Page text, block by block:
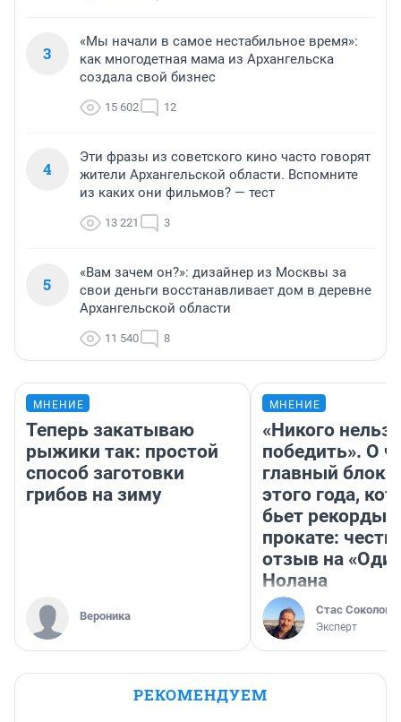
3
«Мы начали в самое нестабильное время»:
как многодетная мама из Архангельска
создала свой бизнес
15 602 12
4
Эти фразы из советского кино часто говорят
жители Архангельской области. Вспомните
из каких они фильмов? — тест
13 221 3
5
«Вам зачем он?»: дизайнер из Москвы за
свои деньги восстанавливает дом в деревне
Архангельской области
11 540 8
МНЕНИЕ
Теперь закатываю
рыжики так: простой
способ заготовки
грибов на зиму
Вероника
МНЕНИЕ
«Никого нельзя
победить». О
главный
этого года,
бьет рекорды в
прокате:
отзыв на
Нолана
Стас Соколов
Эксперт
РЕКОМЕНДУЕМ